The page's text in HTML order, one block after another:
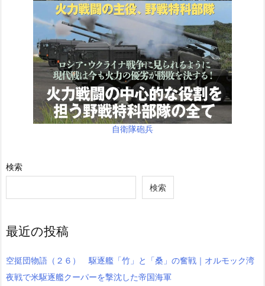
自衛隊砲兵
検索
検索
最近の投稿
空挺団物語（２６） 駆逐艦「竹」と「桑」の奮戦｜オルモック湾
夜戦で米駆逐艦クーパーを撃沈した帝国海軍